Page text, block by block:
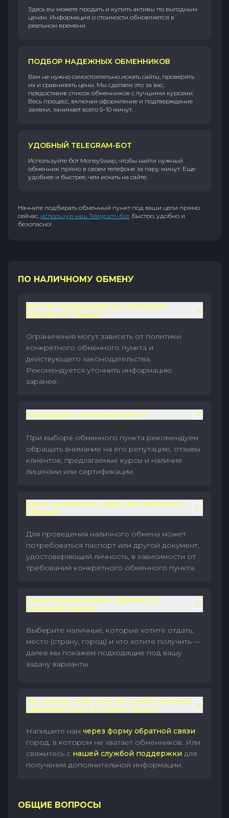
Здесь вы можете продать и купить активы по выгодным
ценам. Информация о стоимости обновляется в
реальном времени.
ПОДБОР НАДЕЖНЫХ ОБМЕННИКОВ
Вам не нужно самостоятельно искать сайты, проверять
их и сравнивать цены. Мы сделаем это за вас,
предоставив список обменников с лучшими курсами.
Весь процесс, включая оформление и подтверждение
заявки, занимает всего 5–10 минут.
УДОБНЫЙ TELEGRAM-БОТ
Используйте бот MoneySwap, чтобы найти нужный
обменник прямо в своем телефоне за пару минут. Еще
удобнее и быстрее, чем искать на сайте.
Начните подбирать обменный пункт под ваши цели прямо
сейчас, используя наш Telegram-бот. Быстро, удобно и
безопасно!
ПО НАЛИЧНОМУ ОБМЕНУ
Есть ли ограничения на суммы для
наличного обмена?
Ограничения могут зависеть от политики
конкретного обменного пункта и
действующего законодательства.
Рекомендуется уточнить информацию
заранее.
Как выбрать обменный пункт?
При выборе обменного пункта рекомендуем
обращать внимание на его репутацию, отзывы
клиентов, предлагаемые курсы и наличие
лицензии или сертификации.
Какие документы нужны для наличного
обмена?
Для проведения наличного обмена может
потребоваться паспорт или другой документ,
удостоверяющий личность, в зависимости от
требований конкретного обменного пункта.
Какие валюты можно обменять в
наличной форме?
Выберите наличные, которые хотите отдать,
место (страну, город) и что хотите получить —
далее мы покажем подходящие под вашу
задачу варианты.
Что делать, если я не могу найти нужный
обменный пункт в своем городе?
Напишите нам через форму обратной связи
город, в котором не хватает обменников. Или
свяжитесь с нашей службой поддержки для
получения дополнительной информации.
ОБЩИЕ ВОПРОСЫ